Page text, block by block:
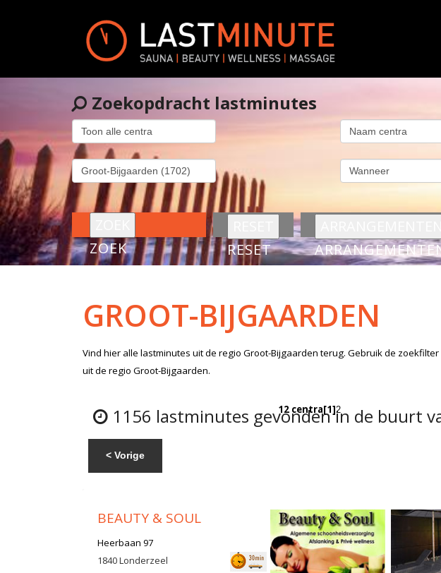
Zoekopdracht lastminutes
ZOEK RESET
GROOT-BIJGAARDEN
Vind hier alle lastminutes uit de regio Groot-Bijgaardenterug. Gebruik de
uit de regio Groot-Bijgaarden.
1156 lastminutes gevonden in de buurt
< Vorige
12 centra[1]2
BEAUTY & SOUL
Heerbaan 97
1840Londerzeel